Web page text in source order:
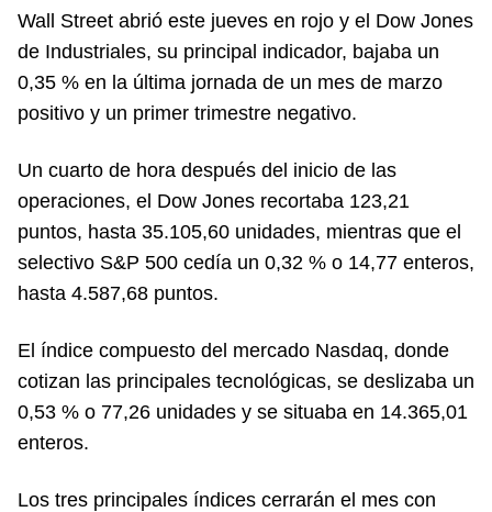
Wall Street abrió este jueves en rojo y el Dow Jones
de Industriales, su principal indicador, bajaba un
0,35 % en la última jornada de un mes de marzo
positivo y un primer trimestre negativo.
Un cuarto de hora después del inicio de las
operaciones, el Dow Jones recortaba 123,21
puntos, hasta 35.105,60 unidades, mientras que el
selectivo S&P 500 cedía un 0,32 % o 14,77 enteros,
hasta 4.587,68 puntos.
El índice compuesto del mercado Nasdaq, donde
cotizan las principales tecnológicas, se deslizaba un
0,53 % o 77,26 unidades y se situaba en 14.365,01
enteros.
Los tres principales índices cerrarán el mes con